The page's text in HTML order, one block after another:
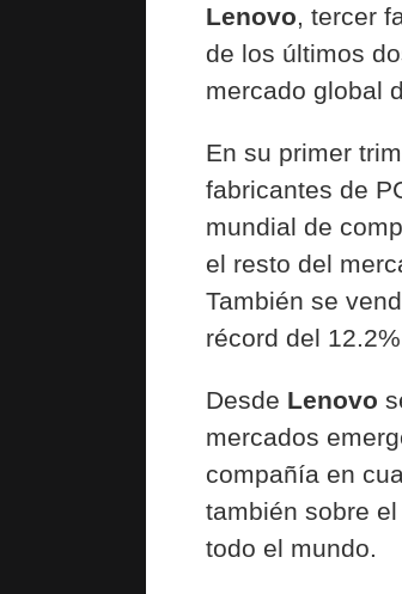
Lenovo, tercer
de los últimos
mercado global
En su primer
fabricantes de
mundial de
el resto del
También se
récord del
Desde Lenovo
mercados
compañía en
también sobre
todo el mundo.